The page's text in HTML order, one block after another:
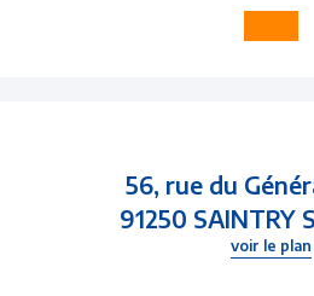
56, rue du
91250 SAINTRY
voir le plan